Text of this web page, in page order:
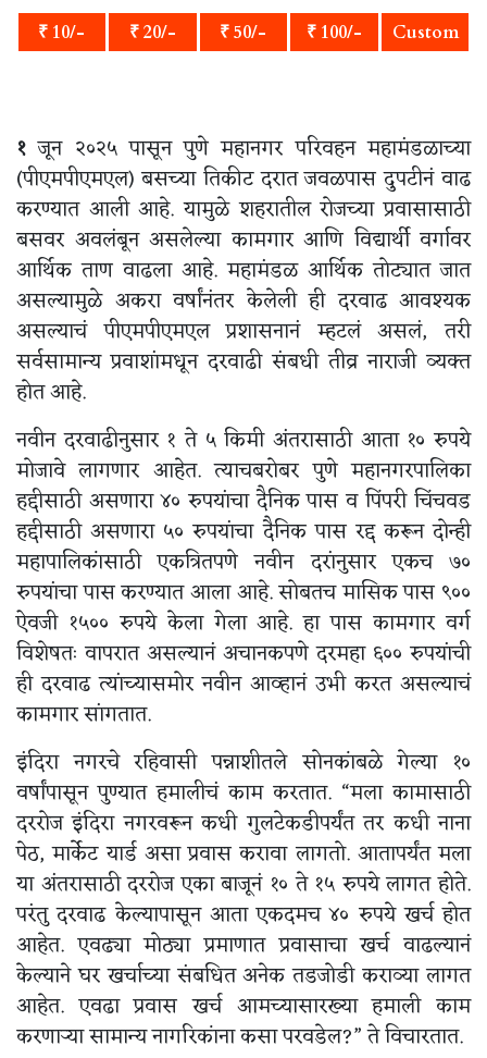
₹ 10/- ₹ 20/- ₹ 50/- ₹ 100/- Custom
१ जून २०२५ पासून पुणे महानगर परिवहन महामंडळाच्या
(पीएमपीएमएल) बसच्या तिकीट दरात जवळपास दुपटीनं वाढ
करण्यात आली आहे. यामुळे शहरातील रोजच्या प्रवासासाठी
बसवर अवलंबून असलेल्या कामगार आणि विद्यार्थी वर्गावर
आर्थिक ताण वाढला आहे. महामंडळ आर्थिक तोट्यात जात
असल्यामुळे अकरा वर्षांनंतर केलेली ही दरवाढ आवश्यक
असल्याचं पीएमपीएमएल प्रशासनानं म्हटलं असलं, तरी
सर्वसामान्य प्रवाशांमधून दरवाढी संबधी तीव्र नाराजी व्यक्त
होत आहे.
नवीन दरवाढीनुसार १ ते ५ किमी अंतरासाठी आता १० रुपये
मोजावे लागणार आहेत. त्याचबरोबर पुणे महानगरपालिका
हद्दीसाठी असणारा ४० रुपयांचा दैनिक पास व पिंपरी चिंचवड
हद्दीसाठी असणारा ५० रुपयांचा दैनिक पास रद्द करून दोन्ही
महापालिकांसाठी एकत्रितपणे नवीन दरांनुसार एकच ७०
रुपयांचा पास करण्यात आला आहे. सोबतच मासिक पास ९००
ऐवजी १५०० रुपये केला गेला आहे. हा पास कामगार वर्ग
विशेषतः वापरात असल्यानं अचानकपणे दरमहा ६०० रुपयांची
ही दरवाढ त्यांच्यासमोर नवीन आव्हानं उभी करत असल्याचं
कामगार सांगतात.
इंदिरा नगरचे रहिवासी पन्नाशीतले सोनकांबळे गेल्या १०
वर्षांपासून पुण्यात हमालीचं काम करतात. “मला कामासाठी
दररोज इंदिरा नगरवरून कधी गुलटेकडीपर्यंत तर कधी नाना
पेठ, मार्केट यार्ड असा प्रवास करावा लागतो. आतापर्यंत मला
या अंतरासाठी दररोज एका बाजूनं १० ते १५ रुपये लागत होते.
परंतु दरवाढ केल्यापासून आता एकदमच ४० रुपये खर्च होत
आहेत. एवढ्या मोठ्या प्रमाणात प्रवासाचा खर्च वाढल्यानं
केल्याने घर खर्चाच्या संबधित अनेक तडजोडी कराव्या लागत
आहेत. एवढा प्रवास खर्च आमच्यासारख्या हमाली काम
करणाऱ्या सामान्य नागरिकांना कसा परवडेल?” ते विचारतात.